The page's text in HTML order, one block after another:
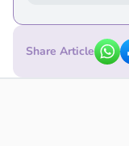
Share Article